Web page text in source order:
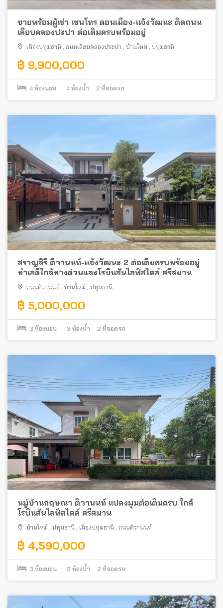
ขายพร้อมผู้เช่า เซนโทร ดอนเมือง-แจ้งวัฒนะ ติดถนน
เลียบคลองปะปา ต่อเติมครบพร้อมอยู่
เมืองปทุมธานี , ถนนเลียบคลองประปา , บ้านใหม่ , ปทุมธานี
฿ 9,900,000
4 ห้องนอน 4 ห้องน้ำ 2 ที่จอดรถ
สราญสิริ ติวานนท์-แจ้งวัฒนะ 2 ต่อเติมครบพร้อมอยู่
ทำเลดีใกล้ทางด่วนและโรบินสันไลฟ์สไตล์ ศรีสมาน
ถนนติวานนท์ , บ้านใหม่ , ปทุมธานี
฿ 5,000,000
3 ห้องนอน 3 ห้องน้ำ 2 ที่จอดรถ
หมู่บ้านกฤษณา ติวานนท์ แปลงมุมต่อเติมครบ ใกล้
โรบินสันไลฟ์สไตล์ ศรีสมาน
บ้านใหม่ , ปทุมธานี , เมืองปทุมธานี , ถนนติวานนท์
฿ 4,590,000
3 ห้องนอน 3 ห้องน้ำ 2 ที่จอดรถ